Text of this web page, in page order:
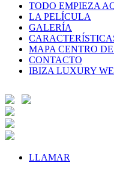
TODO EMPIEZA
LA PELÍCULA
GALERÍA
MAPA CENTRO
CONTACTO
IBIZA LUXURY
LLAMAR